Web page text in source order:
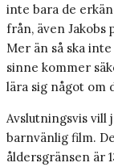
inte bara de
från, även
Mer än så ska
sinne kommer
lära sig något om
Avslutningsvis
barnvänlig film.
åldersgränsen är